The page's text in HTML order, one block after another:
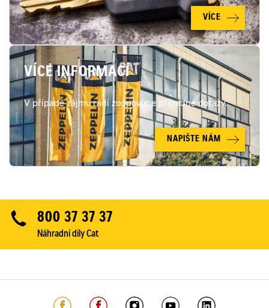
VÍCE
VÍCE INFORMACÍ
V případě zájmu rádi zodpovíme případné dotazy.
NAPIŠTE NÁM
800 37 37 37
Náhradní díly Cat